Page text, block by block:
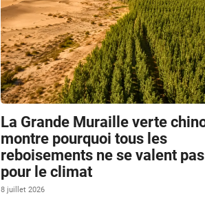
La Grande Muraille verte
montre pourquoi tous les
reboisements ne se valent pas
pour le climat
8 juillet 2026